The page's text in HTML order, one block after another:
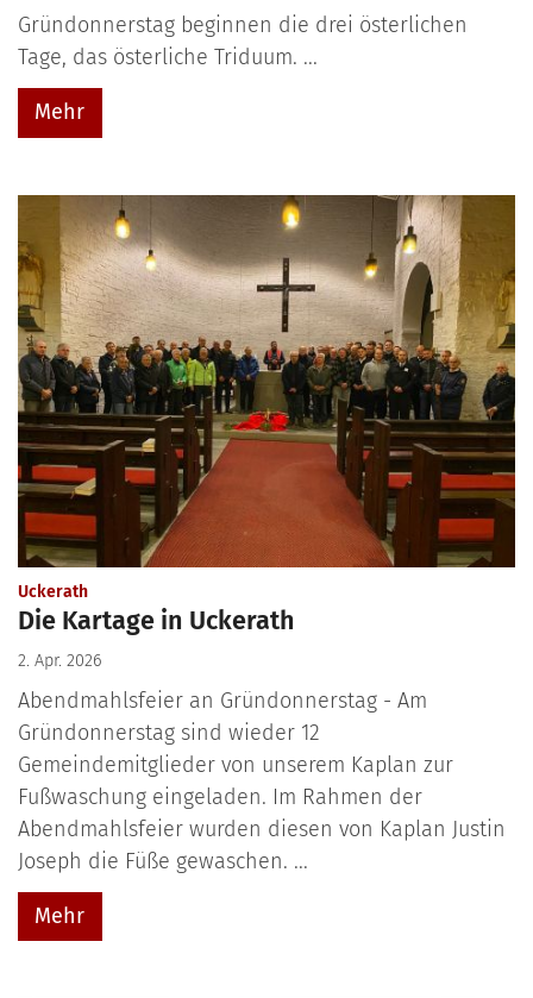
Gründonnerstag beginnen die drei österlichen
Tage, das österliche Triduum. ...
Mehr
Uckerath:
Die Kartage in Uckerath
2. Apr. 2026
Abendmahlsfeier an Gründonnerstag - Am
Gründonnerstag sind wieder 12
Gemeindemitglieder von unserem Kaplan zur
Fußwaschung eingeladen. Im Rahmen der
Abendmahlsfeier wurden diesen von Kaplan Justin
Joseph die Füße gewaschen. ...
Mehr